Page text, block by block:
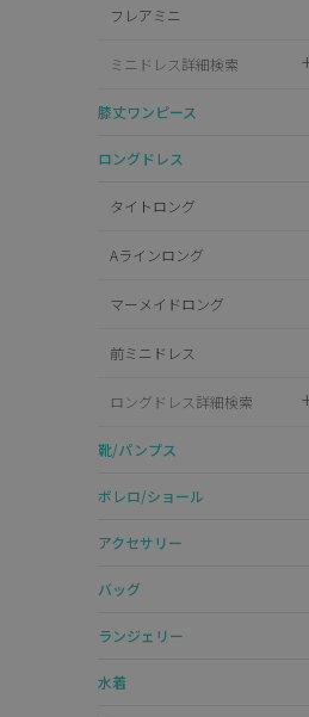
フレアミニ
ミニドレス詳細検索
膝丈ワンピース
ロングドレス
タイトロング
Aラインロング
マーメイドロング
前ミニドレス
ロングドレス詳細検索
靴/パンプス
ボレロ/ショール
アクセサリー
バッグ
ランジェリー
水着